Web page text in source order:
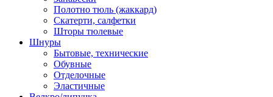
Полотно тюль (жаккард)
Скатерти, салфетки
Шторы тюлевые
Шнуры
Бытовые, технические
Обувные
Отделочные
Эластичные